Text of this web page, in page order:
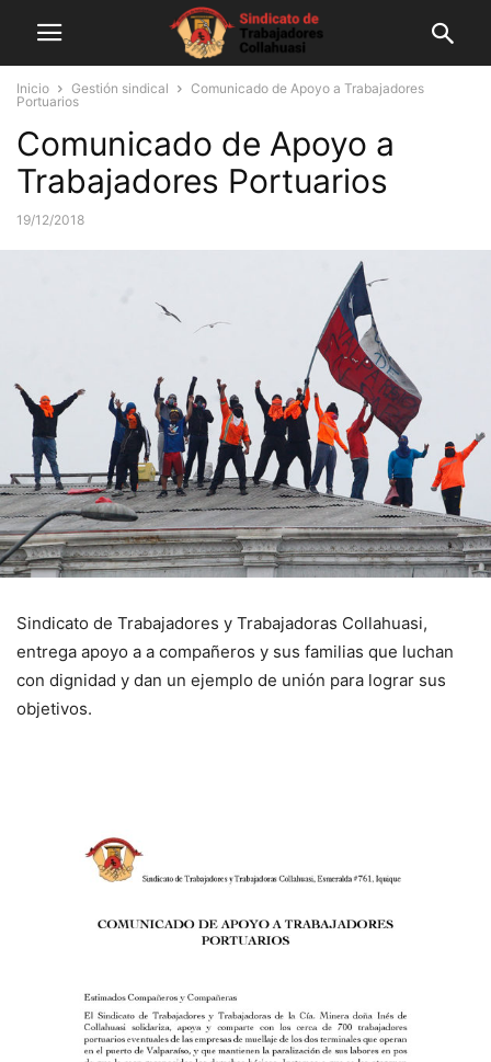
Inicio Gestión sindical
Comunicado de Apoyo a Trabajadores
Portuarios
Comunicado de Apoyo a
Trabajadores Portuarios
19/12/2018
Sindicato de Trabajadores y Trabajadoras Collahuasi,
entrega apoyo a a compañeros y sus familias que luchan
con dignidad y dan un ejemplo de unión para lograr sus
objetivos.